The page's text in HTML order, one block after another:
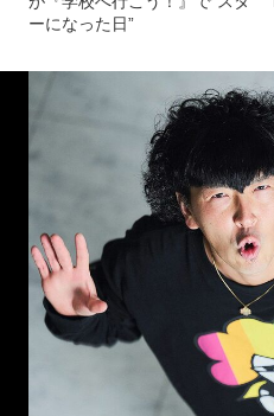
ーになった日”